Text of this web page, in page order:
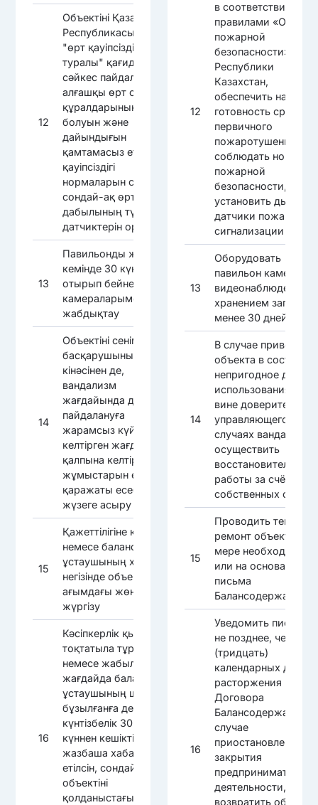
12
Объектіні Қазақстан
Республикасының
"өрт қауіпсіздігі
туралы" қағидаларына
сәйкес пайдалану,
алғашқы өрт сөндіру
құралдарының
болуын және
дайындығын
қамтамасыз ету, өрт
қауіпсіздігі
нормаларын сақтау,
сондай-ақ өрт
дабылының түтін
датчиктерін орнату
13
Павильонды жазбаны
кемінде 30 күн сақтай
отырып бейнебақылау
камераларымен
жабдықтау
14
Объектіні сенімгерлік
басқарушының
кінәсінен де,
вандализм
жағдайында да
пайдалануға
жарамсыз күйге
келтірген жағдайда
қалпына келтіру
жұмыстарын өз
қаражаты есебінен
жүзеге асыру
15
Қажеттілігіне қарай
немесе баланс
ұстаушының хаты
негізінде объектіге
ағымдағы жөндеу
жүргізу
16
Кәсіпкерлік қызмет
тоқтатыла тұрған
немесе жабылған
жағдайда баланс
ұстаушының шарты
бұзылғанға дейін
күнтізбелік 30 (отыз)
күннен кешіктірмей
жазбаша хабардар
етілсін, сондай-ақ
объектіні
қолданыстағы
12
в соответствии с
правилами «О
пожарной
безопасности»
Республики
Казахстан,
обеспечить
готовность средств
первичного
пожаротушения,
соблюдать нормы
пожарной
безопасности, а
установить
датчики пожарной
сигнализации
13
Оборудовать
павильон камерами
видеонаблюдения с
хранением записи
менее 30 дней
14
В случае
объекта в
непригодное для
использования, как
вине
управляющего, так
случаях
осуществить
восстановительные
работы за счёт
собственных
15
Проводить текущий
ремонт объекта по
мере
или на основании
письма
Балансодержателя
16
Уведомить
не позднее, чем за
(тридцать)
календарных дней
расторжения
Договора
Балансодержателя в
случае
приостановления
закрытия
деятельности, а
возвратить объект